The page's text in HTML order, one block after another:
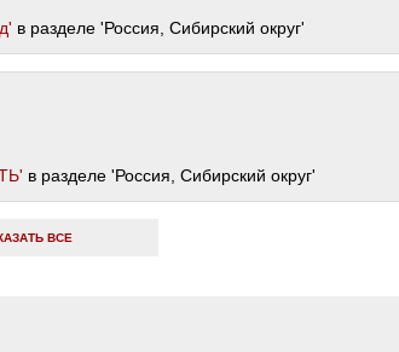
в разделе 'Россия, Сибирский округ'
в разделе 'Россия, Сибирский округ'
ВСЕ